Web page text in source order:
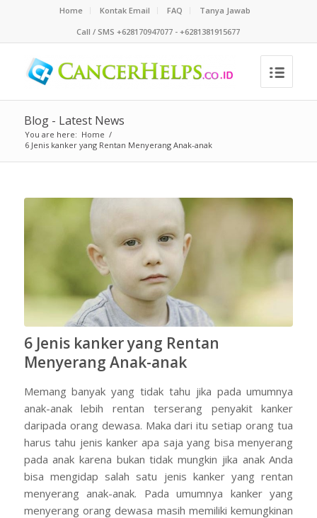
Home Kontak Email FAQ
Tanya Jawab
Call / SMS +628170947077 - +6281381915677
Blog - Latest News
You are here: Home /
6 Jenis kanker yang Rentan Menyerang Anak-anak
6 Jenis kanker yang Rentan
Menyerang Anak-anak
Memang banyak yang tidak tahu jika pada umumnya
anak-anak lebih rentan terserang penyakit kanker
daripada orang dewasa. Maka dari itu setiap orang tua
harus tahu jenis kanker apa saja yang bisa menyerang
pada anak karena bukan tidak mungkin jika anak Anda
bisa mengidap salah satu jenis kanker yang rentan
menyerang anak-anak. Pada umumnya kanker yang
menyerang orang dewasa masih memiliki kemungkinan